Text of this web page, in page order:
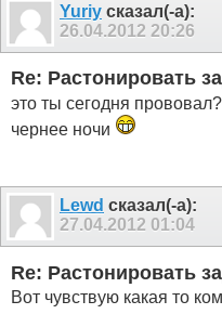
Yuriy сказал(-а):
26.04.2012 20:26
Re: Растонировать
это ты сегодня
чернее ночи
Lewd сказал(-а):
27.04.2012 01:04
Re: Растонировать
Вот чувствую какая то